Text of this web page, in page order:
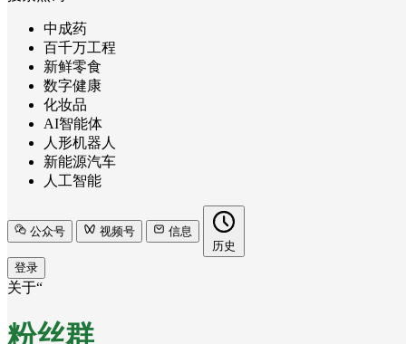
中成药
百千万工程
新鲜零食
数字健康
化妆品
AI智能体
人形机器人
新能源汽车
人工智能
公众号 视频号
信息
历史
登录
关于“
粉丝群